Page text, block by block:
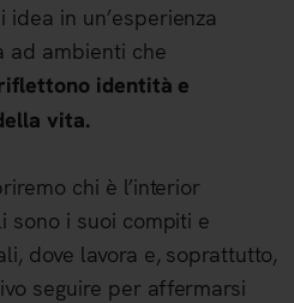
in un’esperienza
ad ambienti che
identità e
vita.
chi è l’interior
sono i suoi compiti e
dove lavora e, soprattutto,
seguire per affermarsi